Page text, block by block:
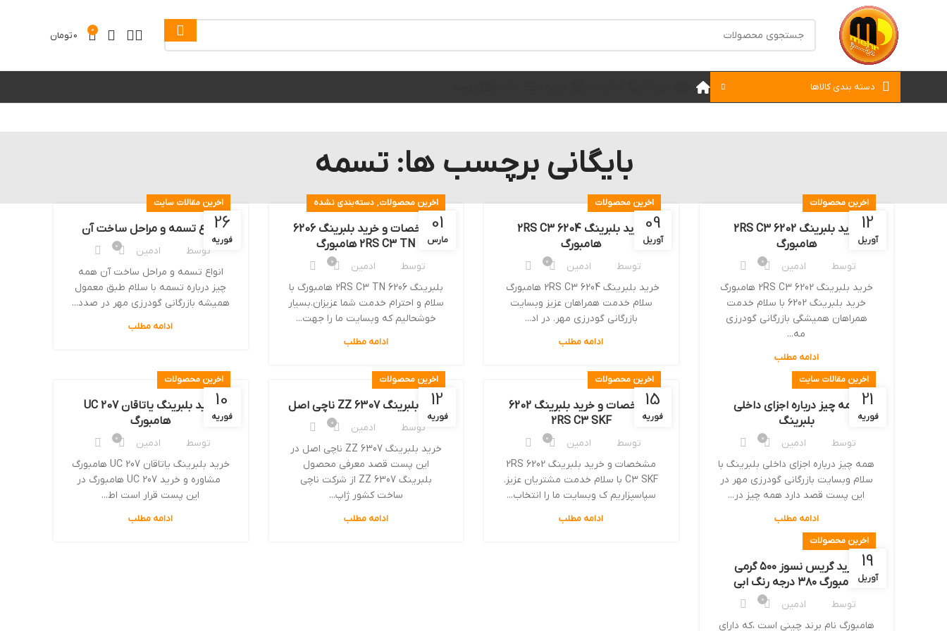
0
0تومان
دسته بندی کالاها
بایگانی برچسب ها: تسمه
12
آوریل
اخرین محصولات
خرید بلبرینگ 6202 2RS C3
هامبورگ
توسط ادمین 0
خرید بلبرینگ 6202 2RS C3 هامبورگ
خرید بلبرینگ 6202 با سلام خدمت
همراهان همیشگی بازرگانی گودرزی
مه...
ادامه مطلب
09
آوریل
اخرین محصولات
خرید بلبرینگ 6204 2RS C3
هامبورگ
توسط ادمین 0
خرید بلبرینگ 6204 2RS C3 هامبورگ
سلام خدمت همراهان عزیز وبسایت
بازرگانی گودرزی مهر. در اد...
ادامه مطلب
01
مارس
اخرین محصولات, دسته‌بندی نشده
مشخصات و خرید بلبرینگ 6206
2RS C3 TN هامبورگ
توسط ادمین 0
بلبرینگ 6206 2RS C3 TN هامبورگ با
سلام و احترام خدمت شما عزیزان.بسیار
خوشحالیم که وبسایت ما را جهت...
ادامه مطلب
26
فوریه
اخرین مقالات سایت
انواع تسمه و مراحل ساخت آن
توسط ادمین 0
انواع تسمه و مراحل ساخت آن همه
چیز درباره تسمه با سلام طبق معمول
همیشه بازرگانی گودرزی مهر در صدد...
ادامه مطلب
21
فوریه
اخرین مقالات سایت
همه چیز درباره اجزای داخلی
بلبرینگ
توسط ادمین 0
همه چیز درباره اجزای داخلی بلبرینگ با
سلام وبسایت بازرگانی گودرزی مهر در
این پست قصد دارد همه چیز در...
ادامه مطلب
15
فوریه
اخرین محصولات
مشخصات و خرید بلبرینگ 6202
2RS C3 SKF
توسط ادمین 0
مشخصات و خرید بلبرینگ 6202 2RS
C3 SKF با سلام خدمت مشتریان عزیز.
سپاسپزاریم ک وبسایت ما را انتخاب...
ادامه مطلب
12
فوریه
اخرین محصولات
خرید بلبرینگ 6307 ZZ ناچی اصل
توسط ادمین 0
خرید بلبرینگ 6307 ZZ ناچی اصل در
این پست قصد معرفی محصول
بلبرینگ 6307 ZZ از شرکت ناچی
ساخت کشور ژاپ...
ادامه مطلب
10
فوریه
اخرین محصولات
خرید بلبرینگ یاتاقان UC 207
هامبورگ
توسط ادمین 0
خرید بلبرینگ یاتاقان UC 207 هامبورگ
مشاوره و خرید UC 207 هامبورگ در
این پست قرار است اط...
ادامه مطلب
19
آوریل
اخرین محصولات
خرید گریس نسوز ۵۰۰ گرمی
هامبورگ ۳۸۰ درجه رنگ ابی
توسط ادمین 0
هامبورگ نام برند چینی است ،که دارای